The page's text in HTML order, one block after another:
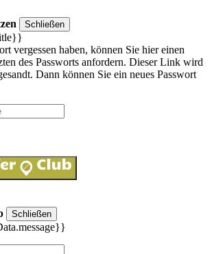
Schließen
vergessen haben, können Sie hier einen
des Passworts anfordern. Dieser Link wird
Dann können Sie ein neues Passwort
Schließen